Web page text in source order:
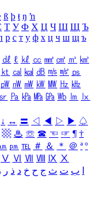
ß þ ŧ ŋ ŉ
Т У Ф Х Ц Ч Ш Щ Ъ
р с т у ф х ц ч ш щ ъ
㎗ ℓ ㎘ ㏄ ㎣ ㎤ ㎥ ㎦
㏏ ㎈ ㎉ ㏈ ㎧ ㎨ ㎰
㎺ ㎻ ㎽ ㎾ ㎿ ㎐ ㎑
㏛ ㎩ ㎪ ㎫ ㎬ ㏝ ㏐
㏓
↓ ↔ 〓 ◁ ◀ ▷ ▶ ♤
▩ ♨ ☏ ☎ ☜ ☞ ¶ †
㏘ ℡ ＃ ＆ ＊ ＠ ª º
Ⅴ Ⅵ Ⅶ Ⅷ Ⅸ Ⅹ
ب ت ث ج ح خ د ذ ر